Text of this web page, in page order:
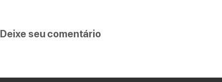
Deixe seu comentário